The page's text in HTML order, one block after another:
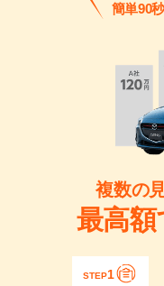
簡単90
複数の
最高
STEP1